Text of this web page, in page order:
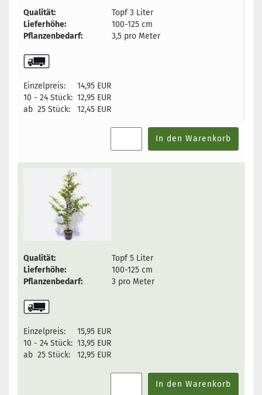
Qualität:
Topf 3 Liter
Lieferhöhe:
100-125 cm
Pflanzenbedarf:
3,5 pro Meter
Einzelpreis:
14,95 EUR
10 - 24 Stück: 12,95 EUR
ab 25 Stück:
12,45 EUR
In den Warenkorb
Qualität:
Topf 5 Liter
Lieferhöhe:
100-125 cm
Pflanzenbedarf:
3 pro Meter
Einzelpreis:
15,95 EUR
10 - 24 Stück: 13,95 EUR
ab 25 Stück:
12,95 EUR
In den Warenkorb